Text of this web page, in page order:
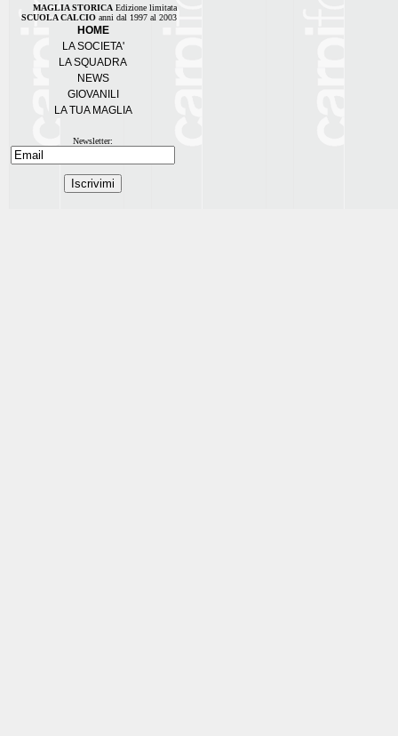
MAGLIA STORICA Edizione limitata
SCUOLA CALCIO anni dal 1997 al 2003
HOME
LA SOCIETA'
LA SQUADRA
NEWS
GIOVANILI
LA TUA MAGLIA
Newsletter: